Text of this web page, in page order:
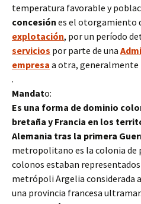
temperatura favorable y
concesión es el otorgamiento
explotación, por un período
servicios por parte de una
empresa a otra, generalmente
.
Mandato:
Es una forma de dominio
bretaña y Francia en los
Alemania tras la primera
metropolitano es la colonia de
colonos estaban
metrópoli Argelia considerada
una provincia francesa ultramar.